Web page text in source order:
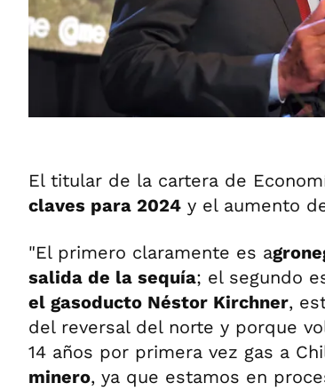
El titular de la cartera de
claves para 2024 y el aumento
"El primero claramente es a
salida de la sequía; el segundo
el gasoducto Néstor Kirchner,
del reversal del norte y porque
14 años por primera vez gas a
minero, ya que estamos en